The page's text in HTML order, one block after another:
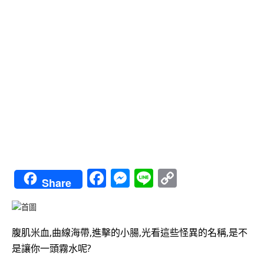
Share Facebook
Messenger
Line
腹肌米血,曲線海帶,進擊的小腸,光看這些怪異的名稱,是不
是讓你一頭霧水呢?